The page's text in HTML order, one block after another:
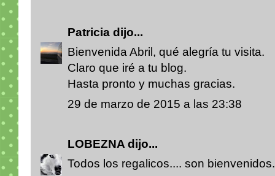
Patricia dijo...
Bienvenida Abril, qué alegría tu visita.
Claro que iré a tu blog.
Hasta pronto y muchas gracias.
29 de marzo de 2015 a las 23:38
LOBEZNA dijo...
Todos los regalicos.... son